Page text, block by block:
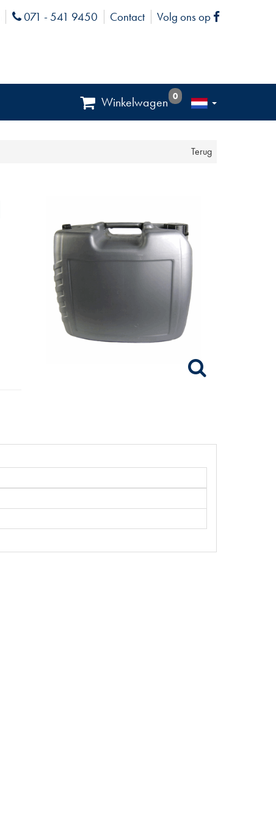
Phone
071 - 541 9450 Contact Volg ons op Facebook
Winkelwagen 0
Terug